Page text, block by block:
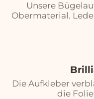
Unsere
Obermaterial.
Die Aufkleber
die